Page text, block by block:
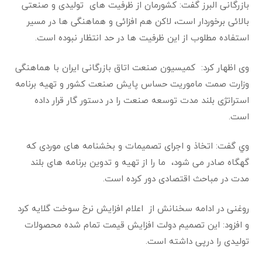
بازرگانی البرز گفت: کشورمان از ظرفیت های تولیدی و صنعتی
بالائی برخوردار است، لاکن هم افزائی و هماهنگی‌ ها در مسیر
استفاده مطلوب از این ظرفیت ها در حد انتظار نبوده است.
وی اظهار كرد: کمیسیون صنعت اتاق بازرگانی ایران با هماهنگی
وزارت صمت ماموریت حساس پایش صنعت کشور و تهیه برنامه
استراتژی بلند مدت توسعه صنعت را در دستور گار قرار داده
است.
وي گفت: اتخاذ و اجرای تصمیمات و بخشنامه های موردی که
گهگاه صادر می شود، ما را از تهیه و تدوین برنامه های بلند
مدت در مباحث اقتصادی دور کرده است.
روغنی در ادامه سخنانش از اعلام افزایش نرخ سوخت ‌گلایه کرد
و افزود: این تصمیم دولت افزایش قیمت تمام شده محصولات
تولیدی را درپی داشته است.